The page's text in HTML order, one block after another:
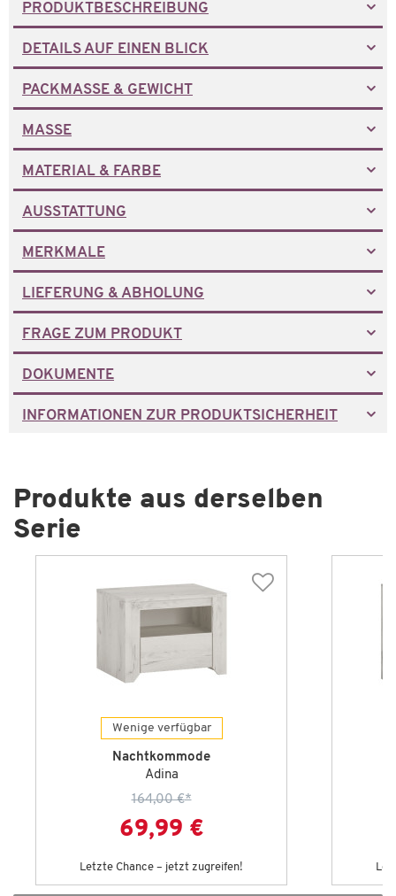
PRODUKTBESCHREIBUNG
DETAILS AUF EINEN BLICK
PACKMASSE & GEWICHT
MASSE
MATERIAL & FARBE
AUSSTATTUNG
MERKMALE
LIEFERUNG & ABHOLUNG
FRAGE ZUM PRODUKT
DOKUMENTE
INFORMATIONEN ZUR PRODUKTSICHERHEIT
Produkte aus derselben
Serie
Wenige verfügbar
Nachtkommode
Adina
164,00 €*
69,99 €
Letzte Chance – jetzt zugreifen!